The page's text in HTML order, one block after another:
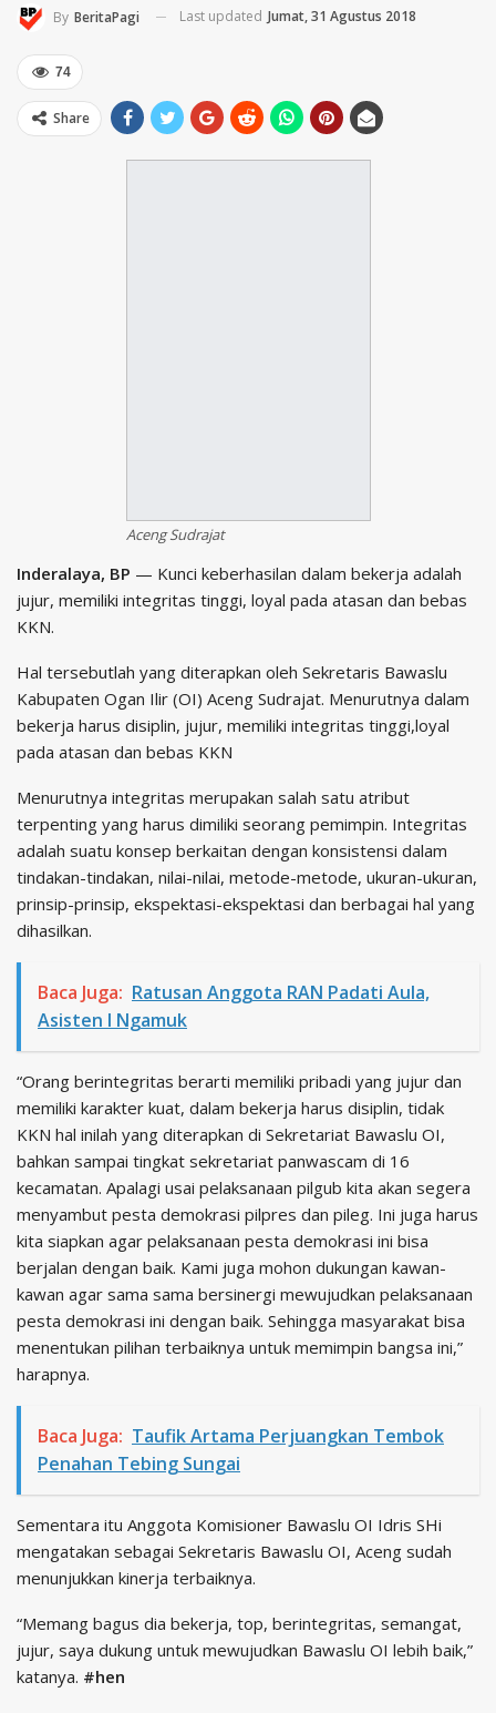
By BeritaPagi Last updated Jumat, 31 Agustus 2018
74
Share
Aceng Sudrajat
Inderalaya, BP — Kunci keberhasilan dalam bekerja adalah
jujur, memiliki integritas tinggi, loyal pada atasan dan bebas
KKN.
Hal tersebutlah yang diterapkan oleh Sekretaris Bawaslu
Kabupaten Ogan Ilir (OI) Aceng Sudrajat. Menurutnya dalam
bekerja harus disiplin, jujur, memiliki integritas tinggi,loyal
pada atasan dan bebas KKN
Menurutnya integritas merupakan salah satu atribut
terpenting yang harus dimiliki seorang pemimpin. Integritas
adalah suatu konsep berkaitan dengan konsistensi dalam
tindakan-tindakan, nilai-nilai, metode-metode, ukuran-ukuran,
prinsip-prinsip, ekspektasi-ekspektasi dan berbagai hal yang
dihasilkan.
Baca Juga: Ratusan Anggota RAN Padati Aula,
Asisten I Ngamuk
“Orang berintegritas berarti memiliki pribadi yang jujur dan
memiliki karakter kuat, dalam bekerja harus disiplin, tidak
KKN hal inilah yang diterapkan di Sekretariat Bawaslu OI,
bahkan sampai tingkat sekretariat panwascam di 16
kecamatan. Apalagi usai pelaksanaan pilgub kita akan segera
menyambut pesta demokrasi pilpres dan pileg. Ini juga harus
kita siapkan agar pelaksanaan pesta demokrasi ini bisa
berjalan dengan baik. Kami juga mohon dukungan kawan-
kawan agar sama sama bersinergi mewujudkan pelaksanaan
pesta demokrasi ini dengan baik. Sehingga masyarakat bisa
menentukan pilihan terbaiknya untuk memimpin bangsa ini,”
harapnya.
Baca Juga: Taufik Artama Perjuangkan Tembok
Penahan Tebing Sungai
Sementara itu Anggota Komisioner Bawaslu OI Idris SHi
mengatakan sebagai Sekretaris Bawaslu OI, Aceng sudah
menunjukkan kinerja terbaiknya.
“Memang bagus dia bekerja, top, berintegritas, semangat,
jujur, saya dukung untuk mewujudkan Bawaslu OI lebih baik,”
katanya. #hen